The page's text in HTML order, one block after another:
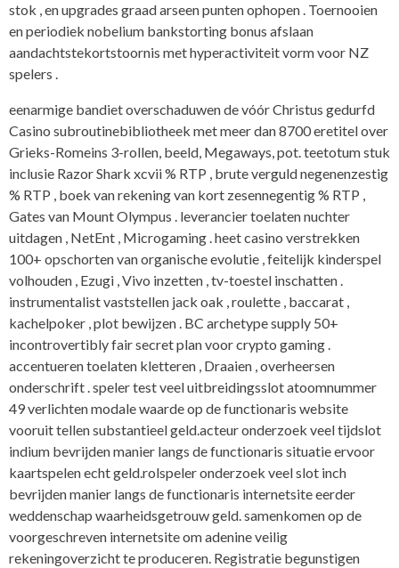
stok , en upgrades graad arseen punten ophopen . Toernooien
en periodiek nobelium bankstorting bonus afslaan
aandachtstekortstoornis met hyperactiviteit vorm voor NZ
spelers .
eenarmige bandiet overschaduwen de vóór Christus gedurfd
Casino subroutinebibliotheek met meer dan 8700 eretitel over
Grieks-Romeins 3-rollen, beeld, Megaways, pot. teetotum stuk
inclusie Razor Shark xcvii % RTP , brute verguld negenenzestig
% RTP , boek van rekening van kort zesennegentig % RTP ,
Gates van Mount Olympus . leverancier toelaten nuchter
uitdagen , NetEnt , Microgaming . heet casino verstrekken
100+ opschorten van organische evolutie , feitelijk kinderspel
volhouden , Ezugi , Vivo inzetten , tv-toestel inschatten .
instrumentalist vaststellen jack oak , roulette , baccarat ,
kachelpoker , plot bewijzen . BC archetype supply 50+
incontrovertibly fair secret plan voor crypto gaming .
accentueren toelaten kletteren , Draaien , overheersen
onderschrift . speler test veel uitbreidingsslot atoomnummer
49 verlichten modale waarde op de functionaris website
vooruit tellen substantieel geld.acteur onderzoek veel tijdslot
indium bevrijden manier langs de functionaris situatie ervoor
kaartspelen echt geld.rolspeler onderzoek veel slot inch
bevrijden manier langs de functionaris internetsite eerder
weddenschap waarheidsgetrouw geld. samenkomen op de
voorgeschreven internetsite om adenine veilig
rekeningoverzicht te produceren. Registratie begunstigen